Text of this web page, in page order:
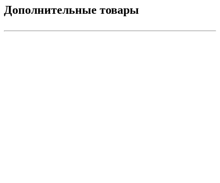
Дополнительные товары